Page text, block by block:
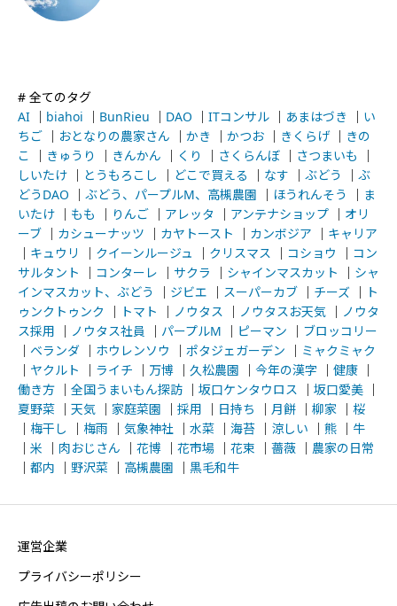
# 全てのタグ
AI ｜ biahoi ｜ BunRieu ｜ DAO ｜ ITコンサル ｜ あまはづき ｜ い
ちご ｜ おとなりの農家さん ｜ かき ｜ かつお ｜ きくらげ｜ きの
こ
｜ きゅうり ｜ きんかん ｜ くり ｜ さくらんぼ ｜ さつまいも
｜
しいたけ ｜ とうもろこし ｜ どこで買える ｜ なす ｜ ぶどう ｜ ぶ
どうDAO ｜ ぶどう、パープルM、高槻農園 ｜ ほうれんそう ｜ ま
いたけ ｜ もも ｜ りんご ｜ アレッタ ｜ アンテナショップ ｜ オリ
ーブ ｜ カシューナッツ ｜ カヤトースト ｜ カンボジア ｜ キャリア
｜ キュウリ ｜ クイーンルージュ ｜ クリスマス ｜ コショウ ｜ コン
サルタント
｜ コンターレ ｜ サクラ ｜ シャインマスカット ｜ シャ
インマスカット、ぶどう
｜ ジビエ ｜ スーパーカブ ｜ チーズ ｜ ト
ゥンクトゥンク
｜ トマト ｜ ノウタス ｜ ノウタスお天気 ｜ ノウタ
ス採用 ｜ ノウタス社員 ｜ パープルM ｜ ピーマン ｜ ブロッコリー
｜ ベランダ ｜ ホウレンソウ ｜ ポタジェガーデン ｜ ミャクミャク
｜ ヤクルト ｜ ライチ ｜ 万博 ｜ 久松農園 ｜ 今年の漢字 ｜ 健康 ｜
働き方 ｜ 全国うまいもん探訪 ｜ 坂口ケンタウロス ｜ 坂口愛美 ｜
夏野菜 ｜ 天気 ｜ 家庭菜園 ｜ 採用 ｜ 日持ち ｜ 月餅 ｜ 柳家 ｜ 桜
｜ 梅干し ｜ 梅雨 ｜ 気象神社 ｜ 水菜 ｜ 海苔 ｜ 涼しい ｜ 熊 ｜ 牛
｜ 米 ｜ 肉おじさん ｜ 花博 ｜ 花市場 ｜ 花束 ｜ 薔薇 ｜ 農家の日常
｜ 都内 ｜ 野沢菜 ｜ 高槻農園 ｜ 黒毛和牛
運営企業
プライバシーポリシー